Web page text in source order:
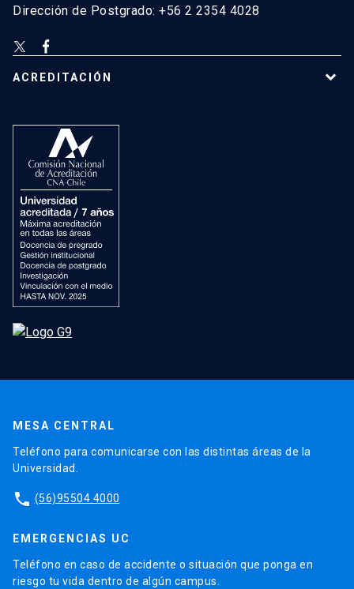
Dirección de Postgrado: +56 2 2354 4028
ACREDITACIÓN
MESA CENTRAL
Teléfono para comunicarse con las distintas áreas de la
Universidad.
phone (56)95504 4000
EMERGENCIAS UC
Teléfono en caso de accidente o situación que ponga en
riesgo tu vida dentro de algún campus.